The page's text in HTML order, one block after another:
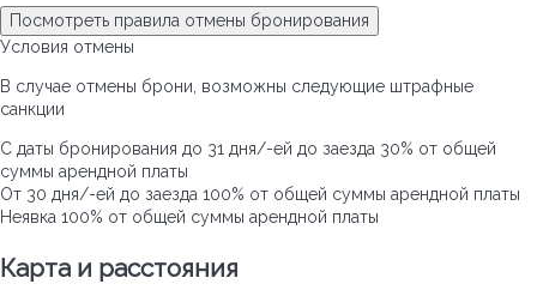
Посмотреть правила отмены бронирования
Условия отмены
В случае отмены брони, возможны следующие штрафные
санкции
С даты бронирования до 31 дня/-ей до заезда 30% от общей
суммы арендной платы
От 30 дня/-ей до заезда 100% от общей суммы арендной платы
Неявка 100% от общей суммы арендной платы
Карта и pасстояния